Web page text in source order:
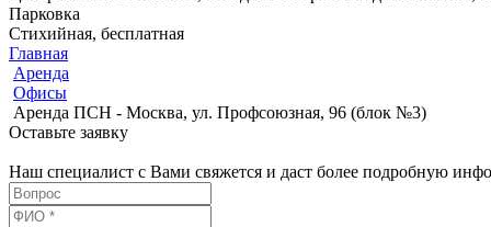
Парковка
Стихийная, бесплатная
Главная
Аренда
Офисы
Аренда ПСН - Москва, ул. Профсоюзная, 96 (блок №3)
Оставьте заявку
Наш специалист с Вами свяжется и даст более подробную